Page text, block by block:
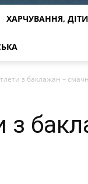
ХАРЧУВАННЯ, ДІТИ
з баклажан –
з